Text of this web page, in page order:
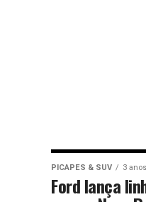
PICAPES & SUV 3
Ford lança